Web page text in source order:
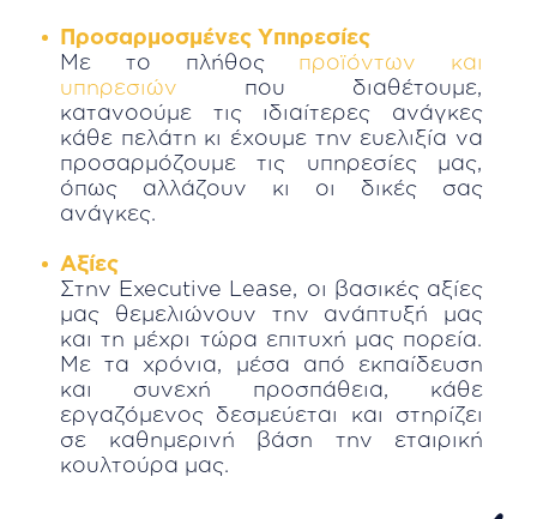
Προσαρμοσμένες Υπηρεσίες
Με το πλήθος προϊόντων και
υπηρεσιών που διαθέτουμε,
κατανοούμε τις ιδιαίτερες ανάγκες
κάθε πελάτη κι έχουμε την ευελιξία να
προσαρμόζουμε τις υπηρεσίες μας,
όπως αλλάζουν κι οι δικές σας
ανάγκες.
Αξίες
Στην Executive Lease, οι βασικές αξίες
μας θεμελιώνουν την ανάπτυξή μας
και τη μέχρι τώρα επιτυχή μας πορεία.
Με τα χρόνια, μέσα από εκπαίδευση
και συνεχή προσπάθεια, κάθε
εργαζόμενος δεσμεύεται και στηρίζει
σε καθημερινή βάση την εταιρική
κουλτούρα μας.